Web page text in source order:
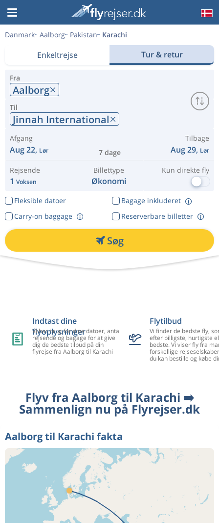
Danmark Aalborg Pakistan Karachi
Enkeltrejse Tur & retur
Fra
Aalborg
Til
Jinnah International
Afgang
Aug 22, Lør 7 dage
Tilbage
Aug 29, Lør
Rejsende
1 Voksen
Billettype
Økonomi
Kun direkte fly
Fleksible datoer
Bagage inkluderet
Reserverbare billetter
Carry-on baggage
Søg
Indtast dine
flyoplysninger
Vi har brug for dine datoer, antal
rejsende og bagage for at give
dig de bedste tilbud på din
flyrejse fra Aalborg til Karachi
Flytilbud
Vi finder de bedste fly,
efter billigste, hurtigste
bedste. Vi viser fly fra
forskellige
du kan bestille og købe
Flyv fra Aalborg til Karachi ➡️
Sammenlign nu på Flyrejser.dk
Aalborg til Karachi fakta